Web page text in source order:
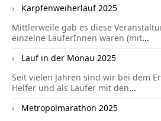
Karpfenweiherlauf 2025
Mittlerweile gab es diese
einzelne LäuferInnen waren (mit...
Lauf in der Mönau 2025
Seit vielen Jahren sind wir bei dem
Helfer und als Läufer mit den...
Metropolmarathon 2025